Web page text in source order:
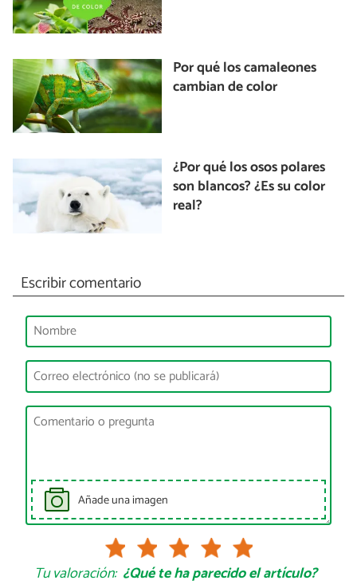
Por qué los camaleones
cambian de color
¿Por qué los osos polares
son blancos? ¿Es su color
real?
Escribir comentario
Añade una imagen
Tu valoración: ¿Qué te ha parecido el artículo?